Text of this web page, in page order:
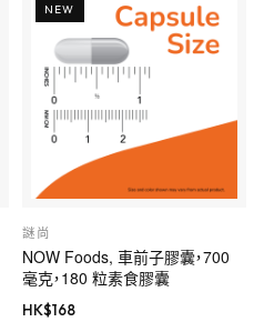
NEW
謎尚
NOW Foods, 車前子膠囊，700
毫克，180 粒素食膠囊
HK$168